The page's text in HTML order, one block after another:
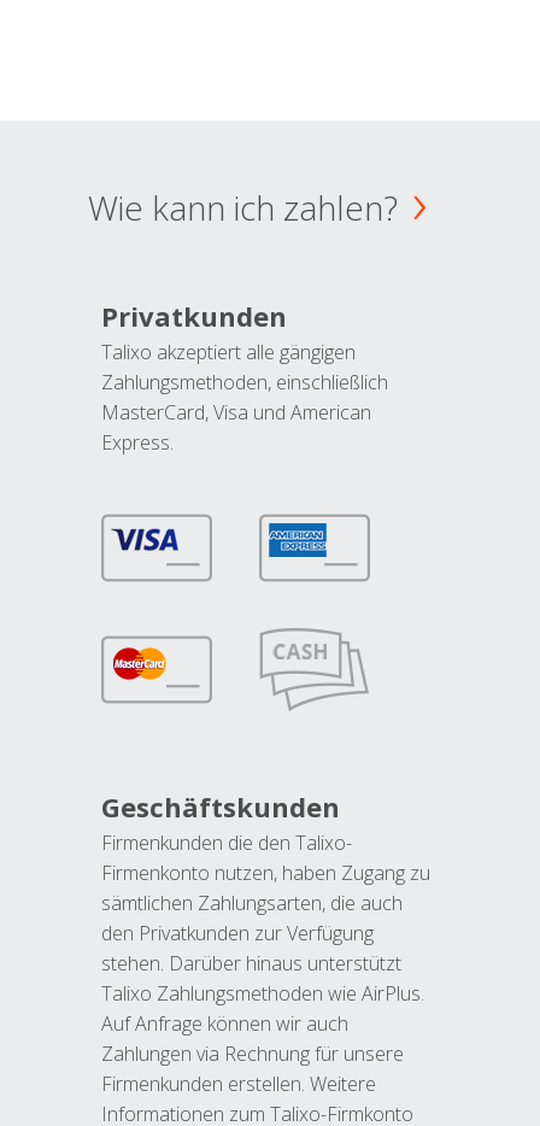
Wie kann ich zahlen?
Privatkunden
Talixo akzeptiert alle gängigen
Zahlungsmethoden, einschließlich
MasterCard, Visa und American
Express.
Geschäftskunden
Firmenkunden die den Talixo-
Firmenkonto nutzen, haben Zugang zu
sämtlichen Zahlungsarten, die auch
den Privatkunden zur Verfügung
stehen. Darüber hinaus unterstützt
Talixo Zahlungsmethoden wie AirPlus.
Auf Anfrage können wir auch
Zahlungen via Rechnung für unsere
Firmenkunden erstellen. Weitere
Informationen zum Talixo-Firmkonto